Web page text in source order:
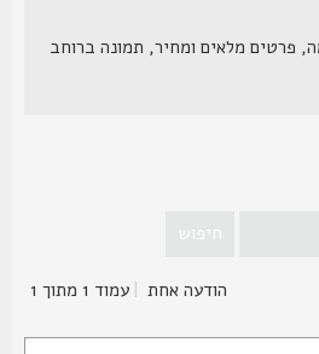
מלאים ומחיר, תמונה ברוחב
הודעה אחת |עמוד1מתוך1